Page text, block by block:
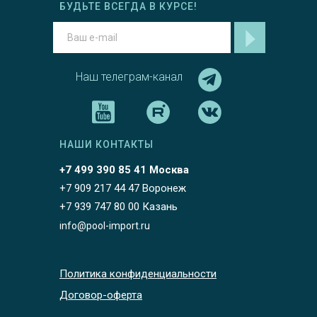
Наш телеграм-канал
БУДЬТЕ ВСЕГДА В КУРСЕ!
+7 499 390 85 41 Москва
НАШИ КОНТАКТЫ
+7 909 217 44 47 Воронеж
+7 939 747 80 00 Казань
info@pool-import.ru
Политика конфиденциальности
Договор-оферта